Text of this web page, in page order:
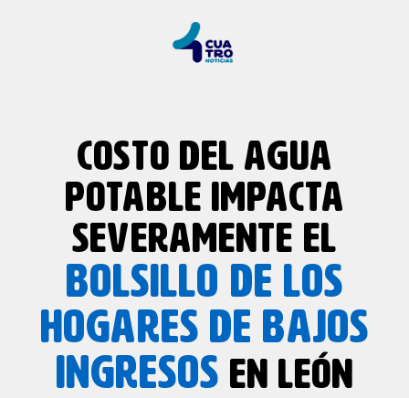
COSTO DEL AGUA
POTABLE IMPACTA
SEVERAMENTE EL
BOLSILLO DE LOS
HOGARES DE BAJOS
INGRESOS EN LEÓN